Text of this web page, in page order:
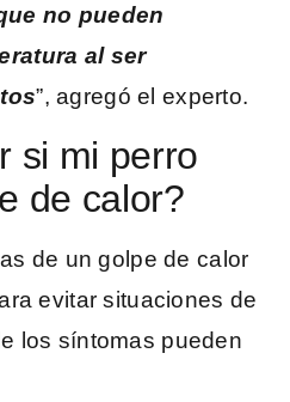
no pueden
al ser
”, agregó el experto.
si mi perro
de calor?
de un golpe de calor
evitar situaciones de
los síntomas pueden